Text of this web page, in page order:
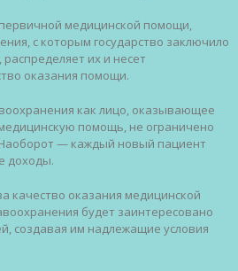
медицинской помощи,
с которым государство заключило
их и несет
оказания помощи.
как лицо, оказывающее
помощь, не ограничено
— каждый новый пациент
доходы.
качество оказания медицинской
будет заинтересовано
создавая им надлежащие условия